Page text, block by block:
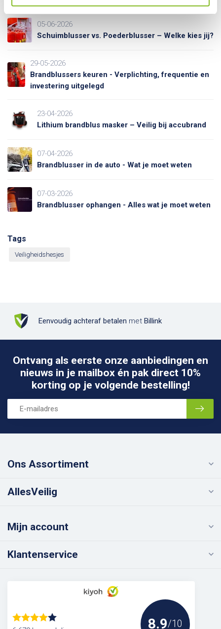
Recente artikelen
05-06-2026
Schuimblusser vs. Poederblusser – Welke kies jij?
29-05-2026
Brandblussers keuren - Verplichting, frequentie en
investering uitgelegd
23-04-2026
Lithium brandblus masker – Veilig bij accubrand
07-04-2026
Brandblusser in de auto - Wat je moet weten
07-03-2026
Brandblusser ophangen - Alles wat je moet weten
Tags
Veiligheidshesjes
Eenvoudig achteraf betalen met Billink
Ontvang als eerste onze aanbiedingen en
nieuws in je mailbox én pak direct 10%
korting op je volgende bestelling!
Ons Assortiment
AllesVeilig
Mijn account
Klantenservice
8.9/10